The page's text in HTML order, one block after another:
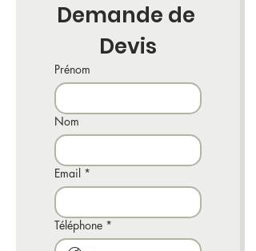
Demande de
Devis
Prénom
Nom
Email *
Téléphone *